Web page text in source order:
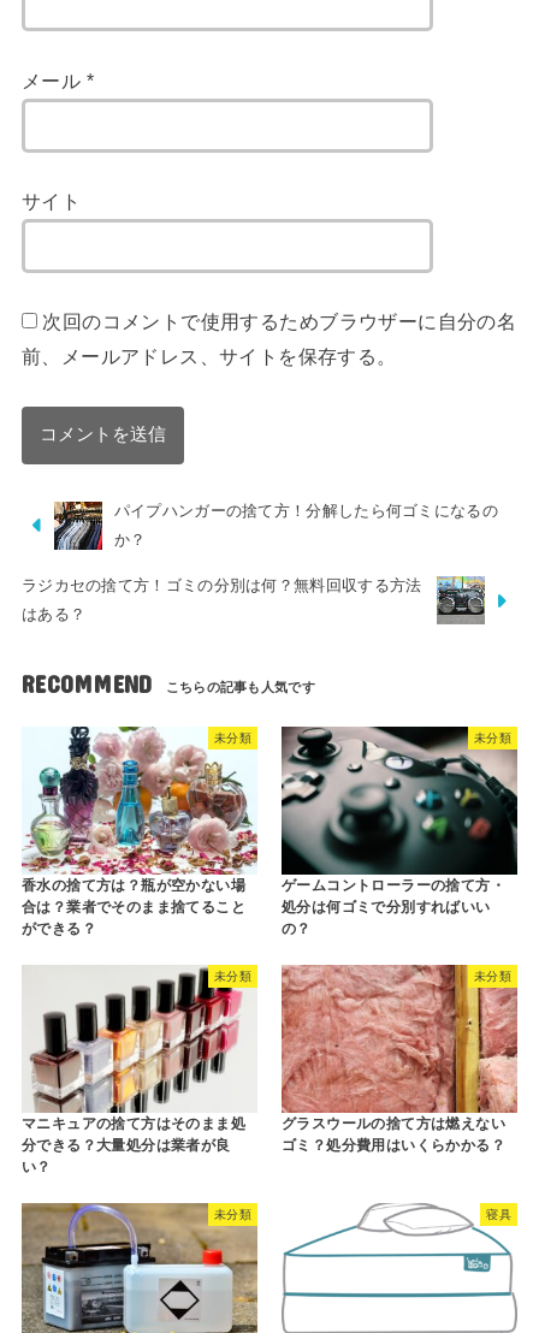
メール *
サイト
次回のコメントで使用するためブラウザーに自分の名
前、メールアドレス、サイトを保存する。
パイプハンガーの捨て方！分解したら何ゴミになるの
か？
ラジカセの捨て方！ゴミの分別は何？無料回収する方法
はある？
RECOMMEND
未分類
香水の捨て方は？瓶が空かない場
合は？業者でそのまま捨てること
ができる？
未分類
ゲームコントローラーの捨て方・
処分は何ゴミで分別すればいい
の？
未分類
マニキュアの捨て方はそのまま処
分できる？大量処分は業者が良
い？
未分類
グラスウールの捨て方は燃えない
ゴミ？処分費用はいくらかかる？
未分類 寝具